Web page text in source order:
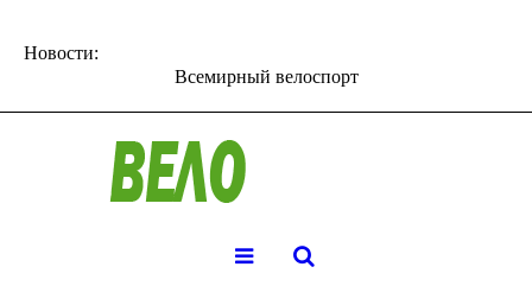
Новости:
Всемирный велоспорт